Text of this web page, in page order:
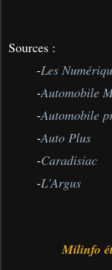
Sources :
-Les
-Automobile
-Automobile
-Auto Plus
-Caradisiac
-L'Argus
Milinfo